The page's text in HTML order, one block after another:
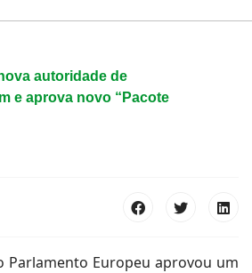
autoridade de
e aprova novo “Pacote
Parlamento Europeu aprovou um